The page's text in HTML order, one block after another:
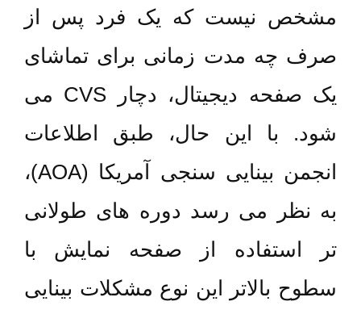
مشخص نیست که یک فرد پس از
صرف چه مدت زمانی برای تماشای
یک صفحه دیجیتال، دچار CVS می
شود. با این حال، طبق اطلاعات
انجمن بینایی سنجی آمریکا (AOA)،
به نظر می رسد دوره های طولانی
تر استفاده از صفحه نمایش با
سطوح بالاتر این نوع مشکلات بینایی